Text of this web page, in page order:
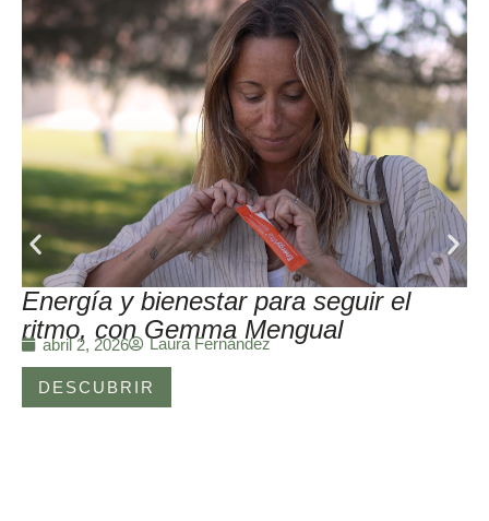
Energía y bienestar para seguir el
ritmo, con Gemma Mengual
abril 2, 2026 Laura Fernández
DESCUBRIR